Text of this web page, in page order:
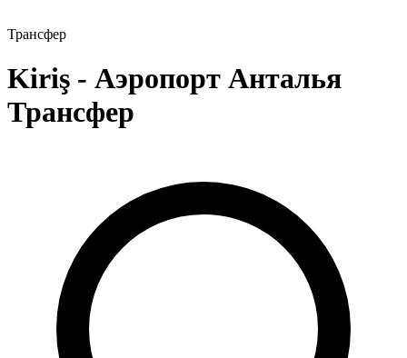
Трансфер
Kiriş - Аэропорт Анталья
Трансфер